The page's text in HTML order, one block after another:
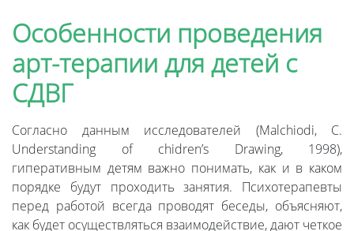
Особенности проведения
арт-терапии для детей с
СДВГ
Согласно данным исследователей (Malchiodi, C.
Understanding of chidren’s Drawing, 1998),
гиперативным детям важно понимать, как и в каком
порядке будут проходить занятия. Психотерапевты
перед работой всегда проводят беседы, объясняют,
как будет осуществляться взаимодействие, дают четкое